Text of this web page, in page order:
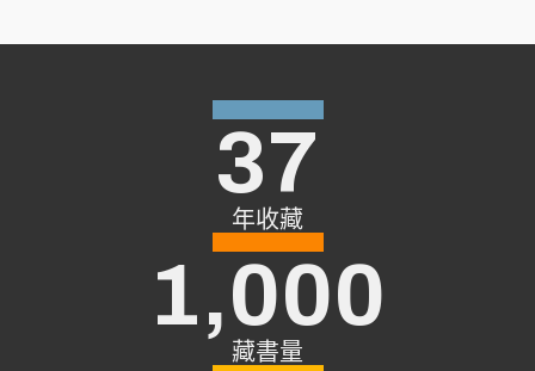
年收藏
37
藏書量
1,000